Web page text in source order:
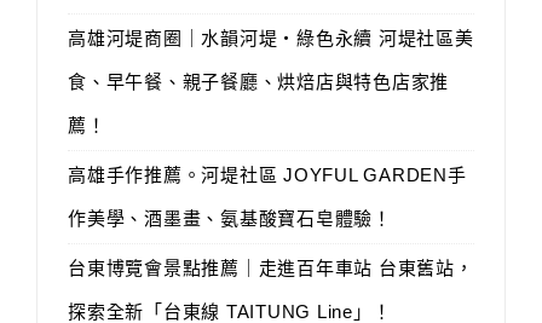
高雄河堤商圈｜水韻河堤‧綠色永續 河堤社區美
食、早午餐、親子餐廳、烘焙店與特色店家推
薦！
高雄手作推薦。河堤社區 JOYFUL GARDEN手
作美學、酒墨畫、氨基酸寶石皂體驗！
台東博覽會景點推薦｜走進百年車站 台東舊站，
探索全新「台東線 TAITUNG Line」！